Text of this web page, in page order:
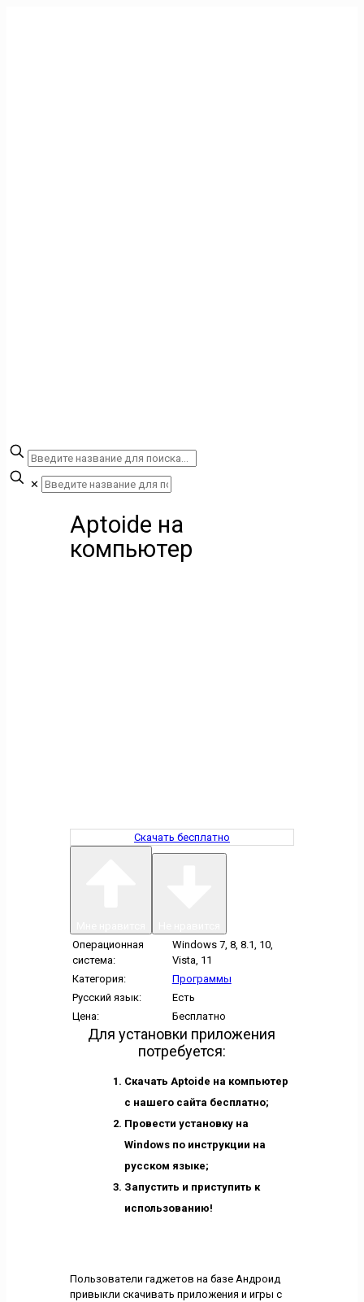
✕
Aptoide на
компьютер
Скачать бесплатно
Операционная
система:
Windows 7, 8, 8.1, 10,
Vista, 11
Категория:
Программы
Русский язык:
Есть
Цена:
Бесплатно
Для установки приложения
потребуется:
Скачать Aptoide на компьютер
с нашего сайта бесплатно;
Провести установку на
Windows по инструкции на
русском языке;
Запустить и приступить к
использованию!
Пользователи гаджетов на базе Андроид
привыкли скачивать приложения и игры с